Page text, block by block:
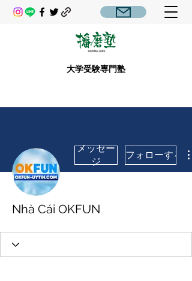
大学受験専門塾
メッセー
ジ
フォローする
Nhà Cái OKFUN